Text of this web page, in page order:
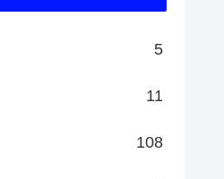
5
11
108